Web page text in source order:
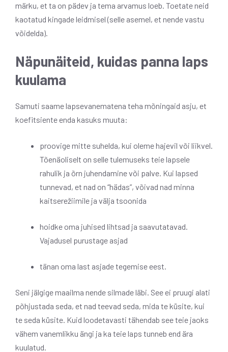
märku, et ta on pädev ja tema arvamus loeb. Toetate neid
kaotatud kingade leidmisel (selle asemel, et nende vastu
võidelda).
Näpunäiteid, kuidas panna laps
kuulama
Samuti saame lapsevanematena teha mõningaid asju, et
koefitsiente enda kasuks muuta:
proovige mitte suhelda, kui oleme hajevil või liikvel.
Tõenäoliselt on selle tulemuseks teie lapsele
rahulik ja õrn juhendamine või palve. Kui lapsed
tunnevad, et nad on “hädas”, võivad nad minna
kaitserežiimile ja välja tsoonida
hoidke oma juhised lihtsad ja saavutatavad.
Vajadusel purustage asjad
tänan oma last asjade tegemise eest.
Seni jälgige maailma nende silmade läbi. See ei pruugi alati
põhjustada seda, et nad teevad seda, mida te küsite, kui
te seda küsite. Kuid loodetavasti tähendab see teie jaoks
vähem vanemlikku ängi ja ka teie laps tunneb end ära
kuulatud.